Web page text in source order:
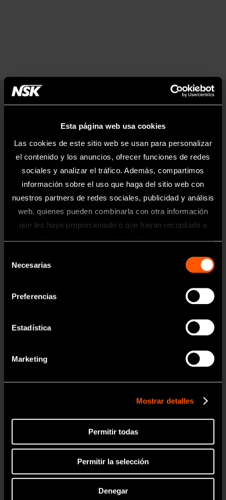
Esta página web usa cookies
Las cookies de este sitio web se usan para personalizar
el contenido y los anuncios, ofrecer funciones de redes
sociales y analizar el tráfico. Además, compartimos
información sobre el uso que haga del sitio web con
nuestros partners de redes sociales, publicidad y análisis
web, quienes pueden combinarla con otra información
que les haya proporcionado o que hayan recopilado a
Necesarias
Preferencias
Estadística
Marketing
Mostrar detalles
Permitir todas
Permitir la selección
Denegar
página web está dirigida exclusivamente
odontológico.
Turbinas Neumáticas
Contra-ángulos
Clínica Dental Móvil
Higiene Bucal
NSK STUDIO
Promo